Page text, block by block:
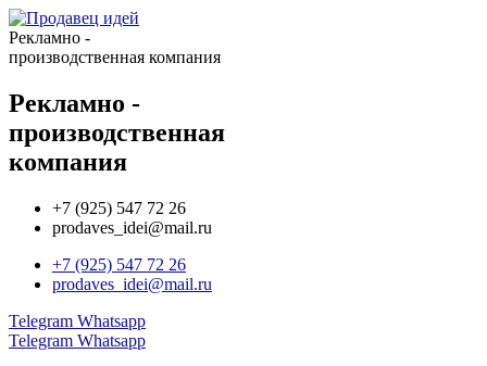
Рекламно -
производственная компания
Рекламно -
производственная
компания
+7 (925) 547 72 26
prodaves_idei@mail.ru
+7 (925) 547 72 26
prodaves_idei@mail.ru
Telegram Whatsapp
Telegram Whatsapp